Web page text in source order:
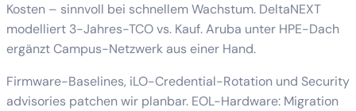
Kosten – sinnvoll bei schnellem Wachstum. DeltaNEXT
modelliert 3-Jahres-TCO vs. Kauf. Aruba unter HPE-Dach
ergänzt Campus-Netzwerk aus einer Hand.
Firmware-Baselines, iLO-Credential-Rotation und Security
advisories patchen wir planbar. EOL-Hardware: Migration